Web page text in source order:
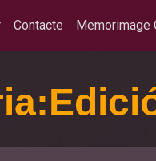
Contacte Memorimage